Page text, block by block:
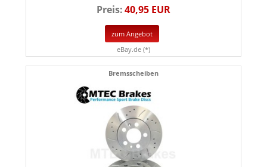
Preis:40,95 EUR
zum Angebot
eBay.de (*)
Bremsscheiben